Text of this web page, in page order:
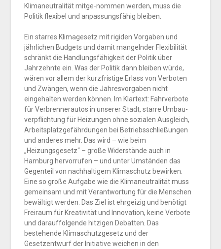
Klimaneutralität mitge-nommen werden, muss die
Politik flexibel und anpassungsfähig bleiben.
Ein starres Klimagesetz mit rigiden Vorgaben und
jährlichen Budgets und damit mangelnder Flexibilität
schränkt die Handlungsfähigkeit der Politik über
Jahrzehnte ein. Was der Politik dann bleiben würde,
wären vor allem der kurzfristige Erlass von Verboten
und Zwängen, wenn die Jahresvorgaben nicht
eingehalten werden können. Im Klartext: Fahrverbote
für Verbrennerautos in unserer Stadt, starre Umbau-
verpflichtung für Heizungen ohne sozialen Ausgleich,
Arbeitsplatzgefährdungen bei Betriebsschließungen
und anderes mehr. Das wird – wie beim
„Heizungsgesetz“ – große Widerstände auch in
Hamburg hervorrufen – und unter Umständen das
Gegenteil von nachhaltigem Klimaschutz bewirken.
Eine so große Aufgabe wie die Klimaneutralität muss
gemeinsam und mit Verantwortung für die Menschen
bewältigt werden. Das Ziel ist ehrgeizig und benötigt
Freiraum für Kreativität und Innovation, keine Verbote
und darauffolgende hitzigen Debatten. Das
bestehende Klimaschutzgesetz und der
Gesetzentwurf der Initiative weichen in den